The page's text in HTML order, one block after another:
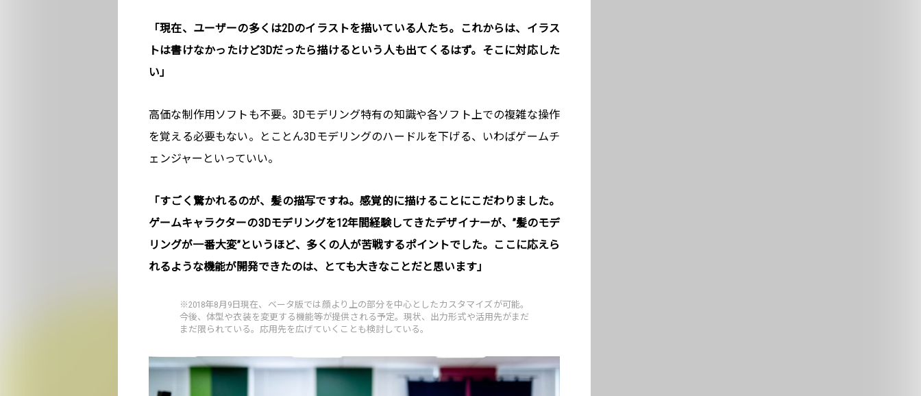
「現在、ユーザーの多くは2Dのイラストを描いている人たち。これからは、イラス
トは書けなかったけど3Dだったら描けるという人も出てくるはず。そこに対応した
い」
高価な制作用ソフトも不要。3Dモデリング特有の知識や各ソフト上での複雑な操作
を覚える必要もない。とことん3Dモデリングのハードルを下げる、いわばゲームチ
ェンジャーといっていい。
「すごく驚かれるのが、髪の描写ですね。感覚的に描けることにこだわりました。
ゲームキャラクターの3Dモデリングを12年間経験してきたデザイナーが、”髪のモデ
リングが一番大変”というほど、多くの人が苦戦するポイントでした。ここに応えら
れるような機能が開発できたのは、とても大きなことだと思います」
※2018年8月9日現在、ベータ版では顔より上の部分を中心としたカスタマイズが可能。
今後、体型や衣装を変更する機能等が提供される予定。現状、出力形式や活用先がまだ
まだ限られている。応用先を広げていくことも検討している。